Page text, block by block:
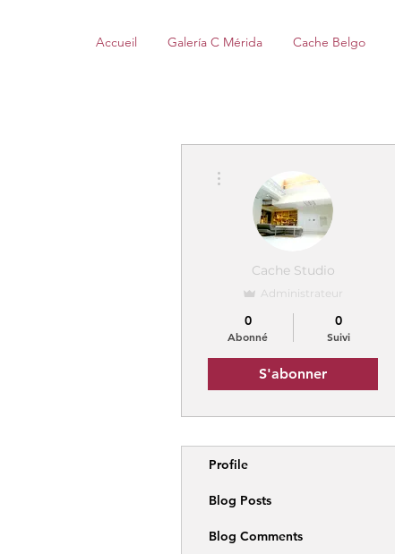
Accueil Galería C Mérida Cache Belgo
Cache Studio
Administrateur
0
Abonné
0
Suivi
S'abonner
Profile
Blog Posts
Blog Comments